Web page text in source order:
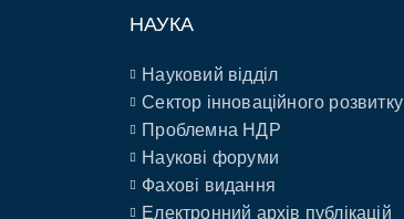
НАУКА
Науковий відділ
Сектор інноваційного розвитку
Проблемна НДР
Наукові форуми
Фахові видання
Електронний архів публікацій